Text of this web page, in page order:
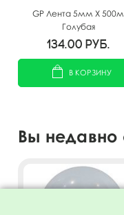
GP Лента 5мм X 500м
Голубая
134.00 руб.
В КОРЗИНУ
Вы недавно